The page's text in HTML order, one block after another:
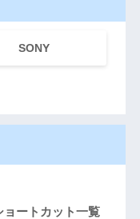
SONY
ートカット一覧